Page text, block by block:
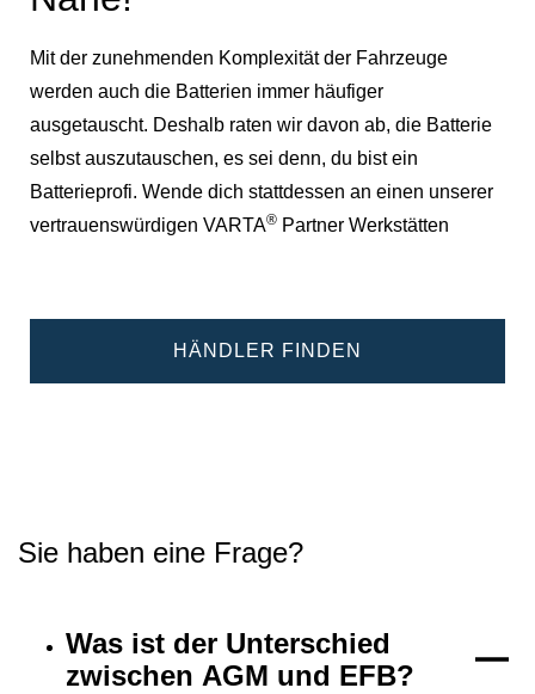
Mit der zunehmenden Komplexität der Fahrzeuge
werden auch die Batterien immer häufiger
ausgetauscht. Deshalb raten wir davon ab, die Batterie
selbst auszutauschen, es sei denn, du bist ein
Batterieprofi. Wende dich stattdessen an einen unserer
vertrauenswürdigen VARTA® Partner Werkstätten
HÄNDLER FINDEN
Sie haben eine Frage?
Was ist der Unterschied
zwischen AGM und EFB?